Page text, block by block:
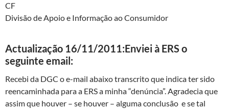
CF
Divisão de Apoio e Informação ao Consumidor
Actualização 16/11/2011:Enviei à ERS o
seguinte email:
Recebi da DGC o e-mail abaixo transcrito que indica ter sido
reencaminhada para a ERS a minha “denúncia”. Agradecia que
assim que houver – se houver – alguma conclusão e se tal